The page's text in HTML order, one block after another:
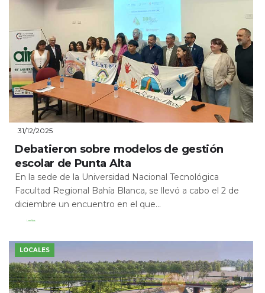
31/12/2025
Debatieron sobre modelos de gestión
escolar de Punta Alta
En la sede de la Universidad Nacional Tecnológica
Facultad Regional Bahía Blanca, se llevó a cabo el 2 de
diciembre un encuentro en el que...
Leer Más
LOCALES